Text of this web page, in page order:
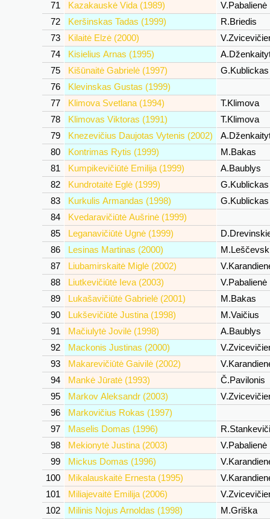
71 Kazakauskė Vida (1989)
V.Pabalienė
72
Keršinskas Tadas (1999)
R.Briedis
73
Kilaitė Elzė (2000)
74
Kisielius Arnas (1995)
75
Kišūnaitė Gabrielė (1997)
76
Klevinskas Gustas (1999)
77
Klimova Svetlana (1994)
T.Klimova
78
Klimovas Viktoras (1991)
T.Klimova
79
Knezevičius Daujotas Vytenis (2002)
80
Kontrimas Rytis (1999)
M.Bakas
81
Kumpikevičiūtė Emilija (1999)
A.Baublys
82
Kundrotaitė Eglė (1999)
83
Kurkulis Armandas (1998)
84
Kvedaravičiūtė Aušrinė (1999)
85
Leganavičiūtė Ugnė (1999)
86
Lesinas Martinas (2000)
87
Liubamirskaitė Miglė (2002)
88
Liutkevičiūtė Ieva (2003)
V.Pabalienė
89
Lukašavičiūtė Gabrielė (2001)
M.Bakas
90
Lukševičiūtė Justina (1998)
M.Vaičius
91
Mačiulytė Jovilė (1998)
A.Baublys
92
Mackonis Justinas (2000)
93
Makarevičiūtė Gaivilė (2002)
94
Mankė Jūratė (1993)
Č.Pavilonis
95
Markov Aleksandr (2003)
96
Markovičius Rokas (1997)
97
Maselis Domas (1996)
98
Mekionytė Justina (2003)
V.Pabalienė
99
Mickus Domas (1996)
100
Mikalauskaitė Ernesta (1995)
101
Miliajevaitė Emilija (2006)
102
Milinis Nojus Arnoldas (1998)
M.Griška